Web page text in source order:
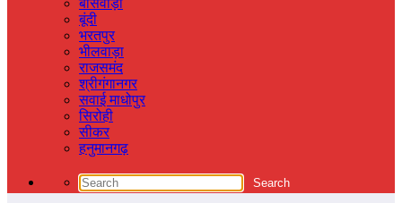
बूंदी
भरतपुर
भीलवाड़ा
राजसमंद
श्रीगंगानगर
सवाई माधोपुर
सिरोही
सीकर
हनुमानगढ़